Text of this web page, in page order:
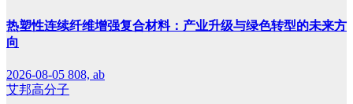
热塑性连续纤维增强复合材料：产业升级与绿色转型的未来方
向
2026-08-05 808, ab
艾邦高分子